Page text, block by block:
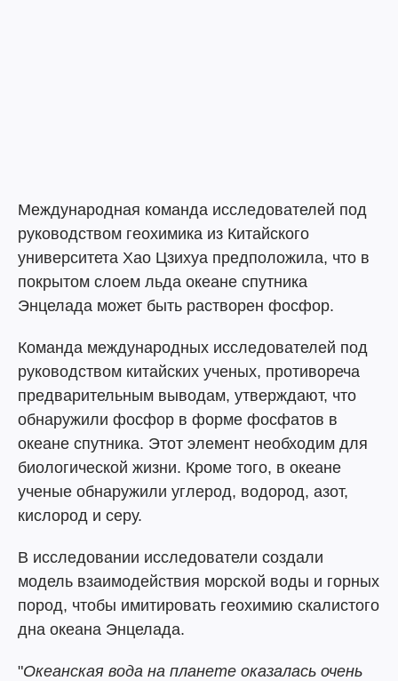
Международная команда исследователей под
руководством геохимика из Китайского
университета Хао Цзихуа предположила, что в
покрытом слоем льда океане спутника
Энцелада может быть растворен фосфор.
Команда международных исследователей под
руководством китайских ученых, противореча
предварительным выводам, утверждают, что
обнаружили фосфор в форме фосфатов в
океане спутника. Этот элемент необходим для
биологической жизни. Кроме того, в океане
ученые обнаружили углерод, водород, азот,
кислород и серу.
В исследовании исследователи создали
модель взаимодействия морской воды и горных
пород, чтобы имитировать геохимию скалистого
дна океана Энцелада.
"Океанская вода на планете оказалась очень